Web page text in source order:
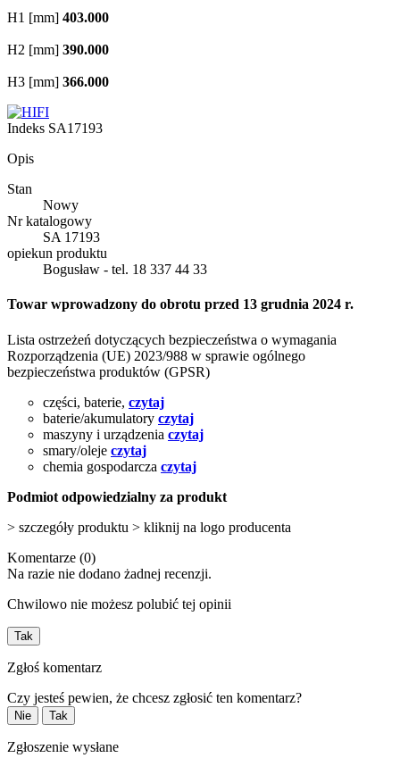
H1 [mm] 403.000
H2 [mm] 390.000
H3 [mm] 366.000
Indeks SA17193
Opis
Stan
Nowy
Nr katalogowy
SA 17193
opiekun produktu
Bogusław - tel. 18 337 44 33
Towar wprowadzony do obrotu przed 13 grudnia 2024 r.
Lista ostrzeżeń dotyczących bezpieczeństwa o wymagania
Rozporządzenia (UE) 2023/988 w sprawie ogólnego
bezpieczeństwa produktów (GPSR)
części, baterie, czytaj
baterie/akumulatory czytaj
maszyny i urządzenia czytaj
smary/oleje czytaj
chemia gospodarcza czytaj
Podmiot odpowiedzialny za produkt
> szczegóły produktu > kliknij na logo producenta
Komentarze (0)
Na razie nie dodano żadnej recenzji.
Chwilowo nie możesz polubić tej opinii
Tak
Zgłoś komentarz
Czy jesteś pewien, że chcesz zgłosić ten komentarz?
Nie Tak
Zgłoszenie wysłane